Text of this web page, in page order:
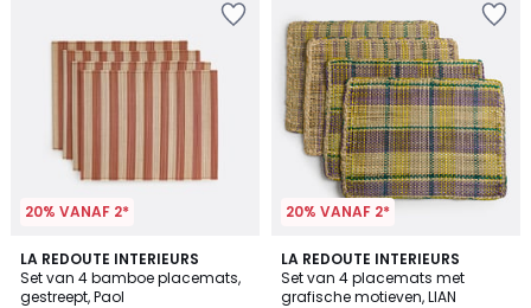
20% VANAF 2*
LA REDOUTE INTERIEURS
Set van 4 bamboe placemats,
gestreept, Paol
5
/
5
20% VANAF 2*
LA REDOUTE INTERIEURS
Set van 4 placemats met
grafische motieven, LIAN
5
/
5